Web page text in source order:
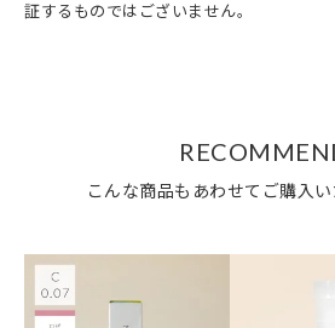
証するものではございません。
こんな商品もあわせてご購入